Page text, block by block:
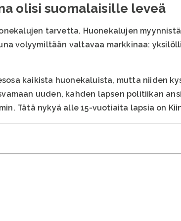
olisi suomalaisille leveä
tarvetta. Huonekalujen
volyymiltään valtavaa markkinaa:
kaikista huonekaluista, mutta niiden
uuden, kahden lapsen politiikan
Tätä nykyä alle 15-vuotiaita lapsia on